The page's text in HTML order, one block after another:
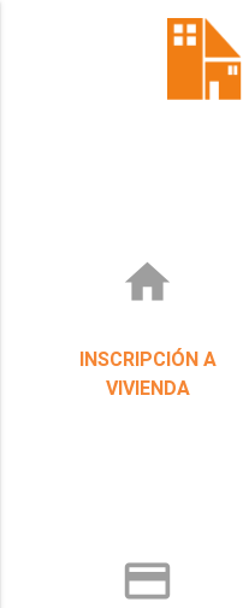
home
INSCRIPCIÓN A
VIVIENDA
credit_card